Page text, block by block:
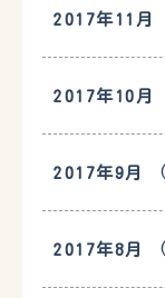
2017年11月
2017年10月
2017年9月
2017年8月